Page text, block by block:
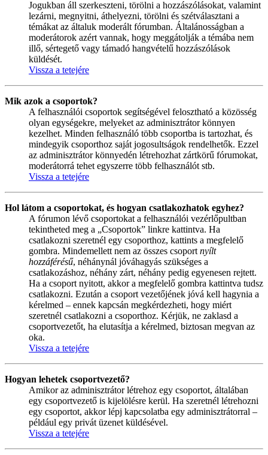
Jogukban áll szerkeszteni, törölni a hozzászólásokat, valamint
lezárni, megnyitni, áthelyezni, törölni és szétválasztani a
témákat az általuk moderált fórumban. Általánosságban a
moderátorok azért vannak, hogy meggátolják a témába nem
illő, sértegető vagy támadó hangvételű hozzászólások
küldését.
Vissza a tetejére
Mik azok a csoportok?
A felhasználói csoportok segítségével felosztható a közösség
olyan egységekre, melyeket az adminisztrátor könnyen
kezelhet. Minden felhasználó több csoportba is tartozhat, és
mindegyik csoporthoz saját jogosultságok rendelhetők. Ezzel
az adminisztrátor könnyedén létrehozhat zártkörű fórumokat,
moderátorrá tehet egyszerre több felhasználót stb.
Vissza a tetejére
Hol látom a csoportokat, és hogyan csatlakozhatok egyhez?
A fórumon lévő csoportokat a felhasználói vezérlőpultban
tekintheted meg a „Csoportok” linkre kattintva. Ha
csatlakozni szeretnél egy csoporthoz, kattints a megfelelő
gombra. Mindemellett nem az összes csoport nyílt
hozzáférésű, néhánynál jóváhagyás szükséges a
csatlakozáshoz, néhány zárt, néhány pedig egyenesen rejtett.
Ha a csoport nyitott, akkor a megfelelő gombra kattintva tudsz
csatlakozni. Ezután a csoport vezetőjének jóvá kell hagynia a
kérelmed – ennek kapcsán megkérdezheti, hogy miért
szeretnél csatlakozni a csoporthoz. Kérjük, ne zaklasd a
csoportvezetőt, ha elutasítja a kérelmed, biztosan megvan az
oka.
Vissza a tetejére
Hogyan lehetek csoportvezető?
Amikor az adminisztrátor létrehoz egy csoportot, általában
egy csoportvezető is kijelölésre kerül. Ha szeretnél létrehozni
egy csoportot, akkor lépj kapcsolatba egy adminisztrátorral –
például egy privát üzenet küldésével.
Vissza a tetejére